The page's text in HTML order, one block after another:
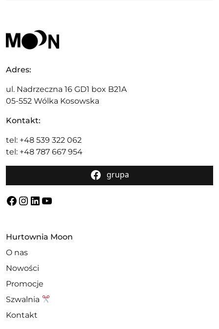
Adres:
ul. Nadrzeczna 16 GD1 box B21A
05-552 Wólka Kosowska
Kontakt:
tel: +48 539 322 062
tel: +48 787 667 954
grupa
Facebook
Instagram
LinkedIn
YouTube
Hurtownia Moon
O nas
Nowości
Promocje
Szwalnia
Kontakt